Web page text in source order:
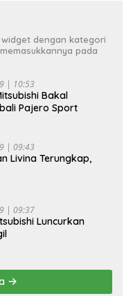
dengan kategori
pada
| 10:53
Bakal
Pajero Sport
| 09:43
Livina Terungkap,
| 09:37
Luncurkan